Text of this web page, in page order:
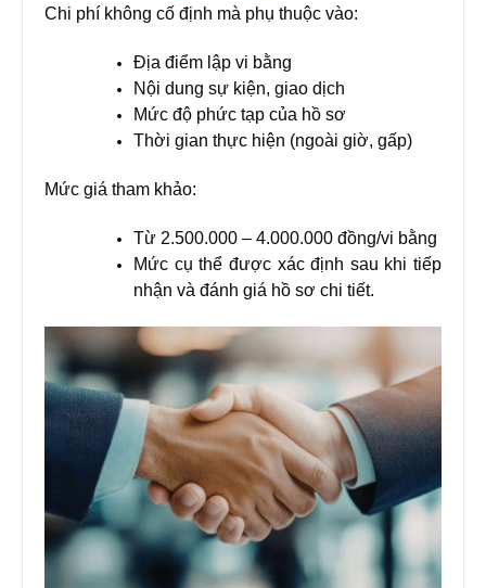
Chi phí không cố định mà phụ thuộc vào:
Địa điểm lập vi bằng
Nội dung sự kiện, giao dịch
Mức độ phức tạp của hồ sơ
Thời gian thực hiện (ngoài giờ, gấp)
Mức giá tham khảo:
Từ 2.500.000 – 4.000.000 đồng/vi bằng
Mức cụ thể được xác định sau khi tiếp
nhận và đánh giá hồ sơ chi tiết.